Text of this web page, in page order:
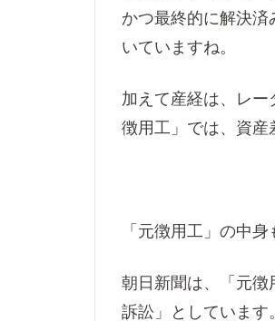
かつ最終的に解決
いていますね。
加えて産経は、レ
徴用工」では、資産
「元徴用工」の中身
朝日新聞は、「元徴
訴訟」としています。